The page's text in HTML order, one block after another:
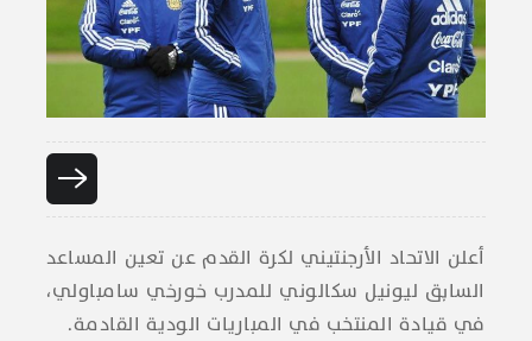
أعلن الاتحاد الأرجنتيني لكرة القدم عن تعين المساعد
السابق ليونيل سكالوني للمدرب خورخي سامباولي،
في قيادة المنتخب في المباريات الودية القادمة.